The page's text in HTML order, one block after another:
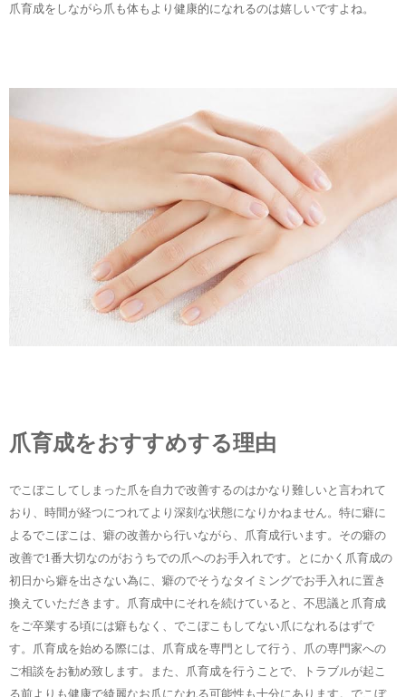
爪育成をしながら爪も体もより健康的になれるのは嬉しいですよね。
爪育成をおすすめする理由
でこぼこしてしまった爪を自力で改善するのはかなり難しいと言われて
おり、時間が経つにつれてより深刻な状態になりかねません。特に癖に
よるでこぼこは、癖の改善から行いながら、爪育成行います。その癖の
改善で1番大切なのがおうちでの爪へのお手入れです。とにかく爪育成の
初日から癖を出さない為に、癖のでそうなタイミングでお手入れに置き
換えていただきます。爪育成中にそれを続けていると、不思議と爪育成
をご卒業する頃には癖もなく、でこぼこもしてない爪になれるはずで
す。爪育成を始める際には、爪育成を専門として行う、爪の専門家への
ご相談をお勧め致します。また、爪育成を行うことで、トラブルが起こ
る前よりも健康で綺麗なお爪になれる可能性も十分にあります。でこぼ